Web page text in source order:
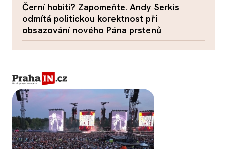
Černí hobiti? Zapomeňte. Andy Serkis
odmítá politickou korektnost při
obsazování nového Pána prstenů